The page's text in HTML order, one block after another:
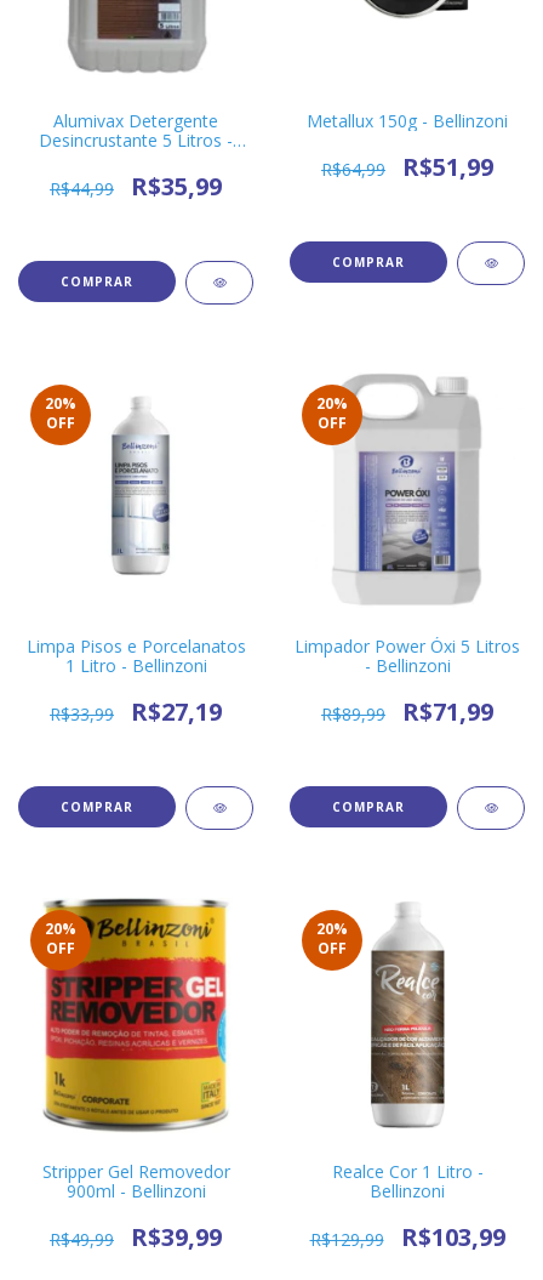
Alumivax Detergente
Desincrustante 5 Litros -
R$44,99
R$35,99
Metallux 150g - Bellinzoni
R$64,99 R$51,99
20%
OFF
Limpa Pisos e Porcelanatos
1 Litro - Bellinzoni
R$33,99 R$27,19
20%
OFF
Limpador Power Óxi 5 Litros
- Bellinzoni
R$89,99 R$71,99
20%
OFF
Stripper Gel Removedor
900ml - Bellinzoni
R$49,99 R$39,99
20%
OFF
Realce Cor 1 Litro -
Bellinzoni
R$129,99 R$103,99